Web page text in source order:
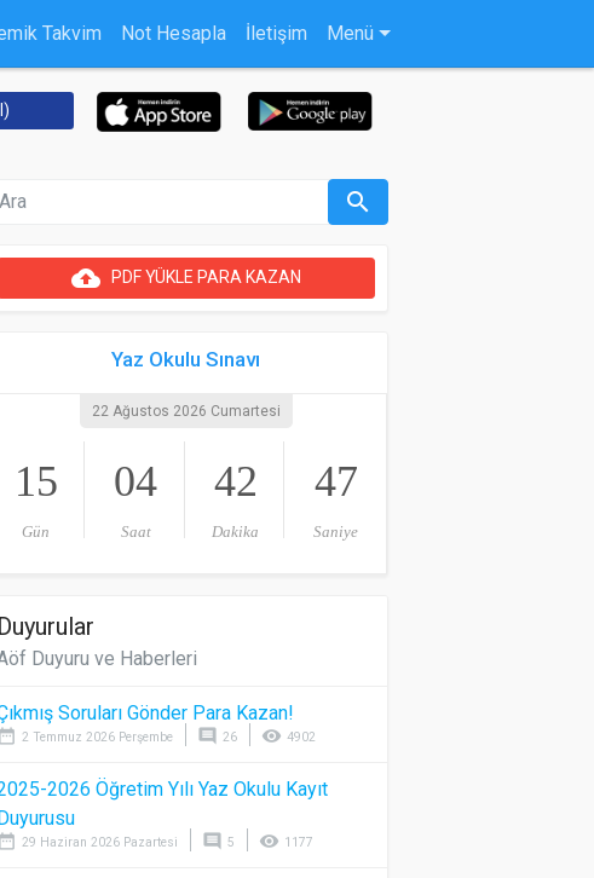
Takvim Not Hesapla İletişim Menü
search
cloud_uploadPDF YÜKLE PARA KAZAN
Yaz Okulu Sınavı
22 Ağustos 2026 Cumartesi
15
Gün
04
Saat
42
Dakika
46
Saniye
Duyurular
Duyuru ve Haberleri
Soruları Gönder Para Kazan!
date_range 2 Temmuz 2026 Perşembe comment 26 visibility 4902
2026 Öğretim Yılı Yaz Okulu Kayıt
date_range 29 Haziran 2026 Pazartesi comment 5 visibility 1177